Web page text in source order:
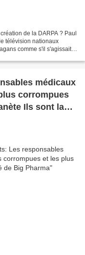
de la DARPA ? Paul
télévision nationaux
comme s'il s'agissait
médicaux
corrompues
la